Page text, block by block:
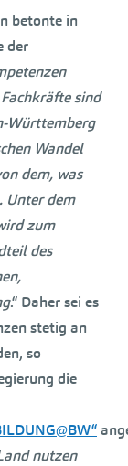
betonte in
der
sind
Württemberg
Wandel
dem, was
Unter dem
zum
des
.“ Daher sei es
stetig an
so
die
nutzen